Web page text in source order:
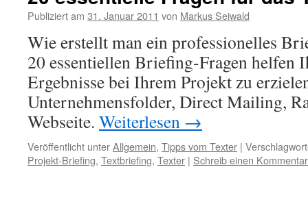
Publiziert am 31. Januar 2011 von Markus Seiwald
Wie erstellt man ein professionelles
20 essentiellen Briefing-Fragen helfen
Ergebnisse bei Ihrem Projekt zu
Unternehmensfolder, Direct Mailing,
Webseite. Weiterlesen →
Veröffentlicht unterAllgemein, Tipps vom Texter |
Projekt-Briefing, Textbriefing, Texter | Schreib einen Kommentar